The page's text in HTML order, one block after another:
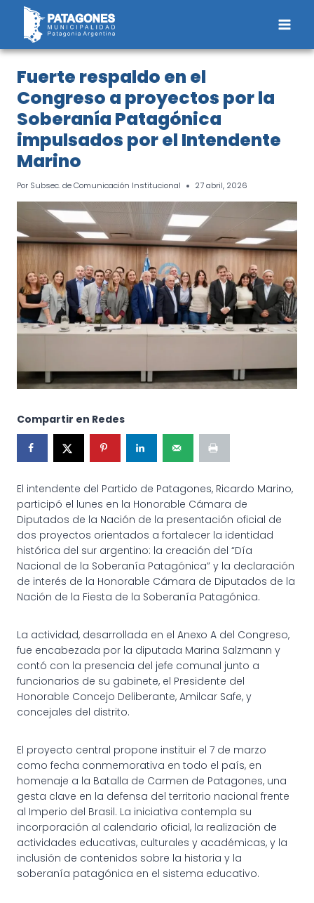
Saltar
contenido
Fuerte respaldo en el
Congreso a proyectos por la
Soberanía Patagónica
impulsados por el Intendente
Marino
Por Subsec. de Comunicación Institucional 27 abril, 2026
Compartir en Redes
El intendente del Partido de Patagones, Ricardo Marino,
participó el lunes en la Honorable Cámara de
Diputados de la Nación de la presentación oficial de
dos proyectos orientados a fortalecer la identidad
histórica del sur argentino: la creación del “Día
Nacional de la Soberanía Patagónica” y la declaración
de interés de la Honorable Cámara de Diputados de la
Nación de la Fiesta de la Soberanía Patagónica.
La actividad, desarrollada en el Anexo A del Congreso,
fue encabezada por la diputada Marina Salzmann y
contó con la presencia del jefe comunal junto a
funcionarios de su gabinete, el Presidente del
Honorable Concejo Deliberante, Amilcar Safe, y
concejales del distrito.
El proyecto central propone instituir el 7 de marzo
como fecha conmemorativa en todo el país, en
homenaje a la Batalla de Carmen de Patagones, una
gesta clave en la defensa del territorio nacional frente
al Imperio del Brasil. La iniciativa contempla su
incorporación al calendario oficial, la realización de
actividades educativas, culturales y académicas, y la
inclusión de contenidos sobre la historia y la
soberanía patagónica en el sistema educativo.